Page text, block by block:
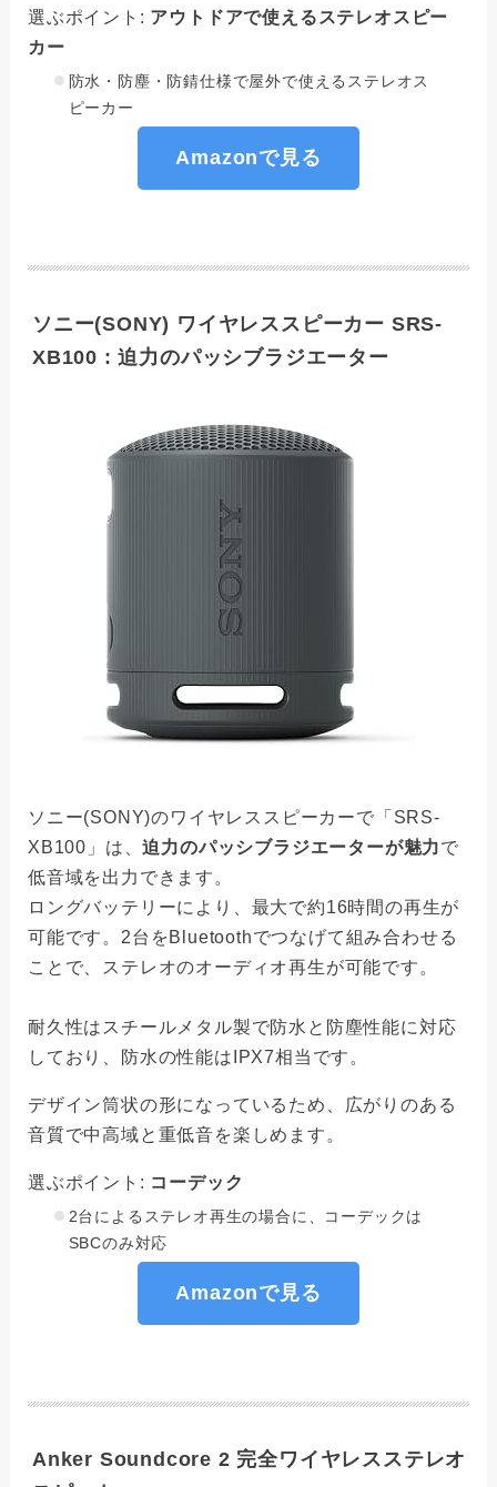
選ぶポイント: アウトドアで使えるステレオスピー
カー
防水・防塵・防錆仕様で屋外で使えるステレオス
ピーカー
Amazonで見る
ソニー(SONY) ワイヤレススピーカー SRS-
XB100 : 迫力のパッシブラジエーター
ソニー(SONY)のワイヤレススピーカーで「SRS-
XB100」は、迫力のパッシブラジエーターが魅力で
低音域を出力できます。
ロングバッテリーにより、最大で約16時間の再生が
可能です。2台をBluetoothでつなげて組み合わせる
ことで、ステレオのオーディオ再生が可能です。
耐久性はスチールメタル製で防水と防塵性能に対応
しており、防水の性能はIPX7相当です。
デザイン筒状の形になっているため、広がりのある
音質で中高域と重低音を楽しめます。
選ぶポイント: コーデック
2台によるステレオ再生の場合に、コーデックは
SBCのみ対応
Amazonで見る
Anker Soundcore 2 完全ワイヤレスステレオ